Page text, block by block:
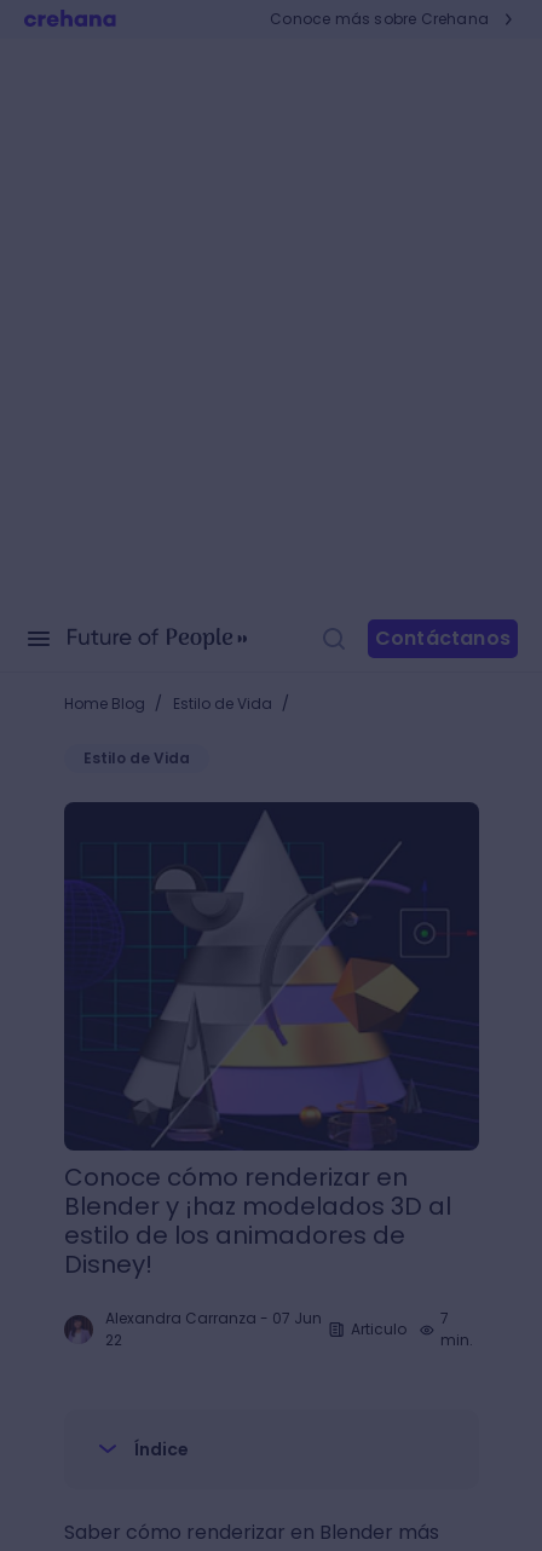
Conoce más sobre Crehana
Contáctanos
Home Blog / Estilo de Vida /
Estilo de Vida
Conoce cómo renderizar en Blender y ¡haz
Conoce cómo renderizar en
Blender y ¡haz modelados 3D al
estilo de los animadores de
Disney!
Alexandra Carranza - 07 Jun
22
Articulo
7
min.
Índice
Saber cómo renderizar en Blender más